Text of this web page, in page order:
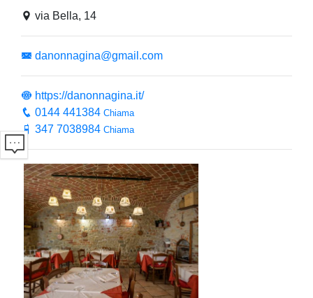
via Bella, 14
danonnagina@gmail.com
https://danonnagina.it/
0144 441384 Chiama
347 7038984 Chiama